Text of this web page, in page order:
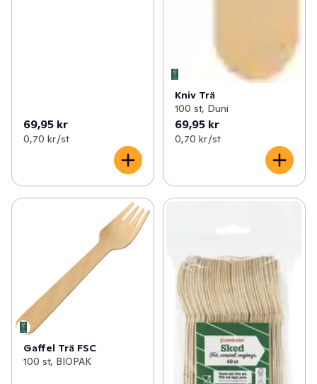
69,95 kr
0,70 kr /st
Kniv Trä
100 st, Duni
69,95 kr
0,70 kr /st
Gaffel Trä FSC
100 st, BIOPAK